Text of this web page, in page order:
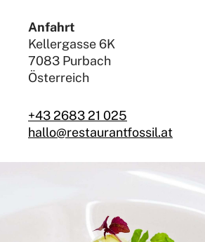
Anfahrt
Kellergasse 6K
7083 Purbach
Österreich
+43 2683 21 025
hallo@restaurantfossil.at